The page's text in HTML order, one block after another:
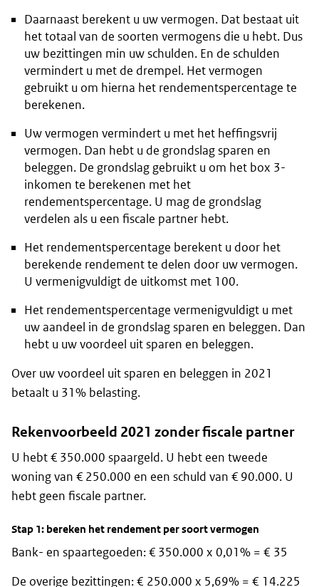
Daarnaast berekent u uw vermogen. Dat bestaat uit
het totaal van de soorten vermogens die u hebt. Dus
uw bezittingen min uw schulden. En de schulden
vermindert u met de drempel. Het vermogen
gebruikt u om hierna het rendementspercentage te
berekenen.
Uw vermogen vermindert u met het heffingsvrij
vermogen. Dan hebt u de grondslag sparen en
beleggen. De grondslag gebruikt u om het box 3-
inkomen te berekenen met het
rendementspercentage. U mag de grondslag
verdelen als u een fiscale partner hebt.
Het rendementspercentage berekent u door het
berekende rendement te delen door uw vermogen.
U vermenigvuldigt de uitkomst met 100.
Het rendementspercentage vermenigvuldigt u met
uw aandeel in de grondslag sparen en beleggen. Dan
hebt u uw voordeel uit sparen en beleggen.
Over uw voordeel uit sparen en beleggen in 2021
betaalt u 31% belasting.
Rekenvoorbeeld 2021 zonder fiscale partner
U hebt € 350.000 spaargeld. U hebt een tweede
woning van € 250.000 en een schuld van € 90.000. U
hebt geen fiscale partner.
Stap 1: bereken het rendement per soort vermogen
Bank- en spaartegoeden: € 350.000 x 0,01% = € 35
De overige bezittingen: € 250.000 x 5,69% = € 14.225